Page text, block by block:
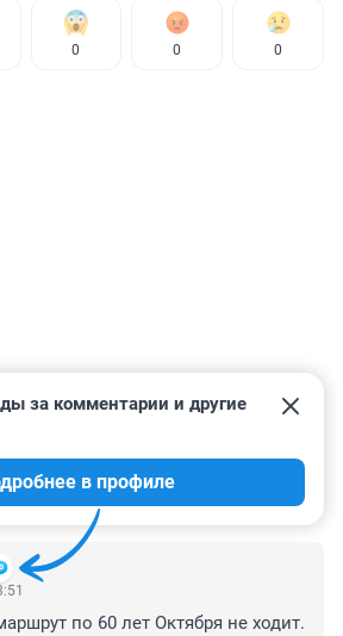
0 0 0
5
за комментарии и другие
в профиле
по 60 лет Октября не ходит.